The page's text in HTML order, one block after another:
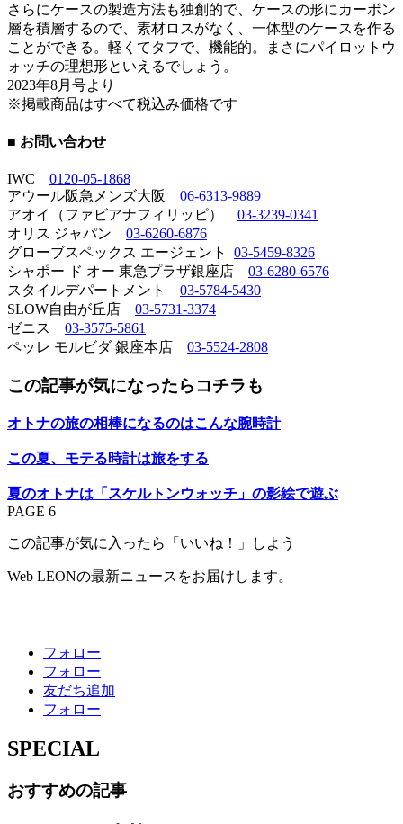
さらにケースの製造方法も独創的で、ケースの形にカーボン
層を積層するので、素材ロスがなく、一体型のケースを作る
ことができる。軽くてタフで、機能的。まさにパイロットウ
ォッチの理想形といえるでしょう。
2023年8月号より
※掲載商品はすべて税込み価格です
■ お問い合わせ
IWC 0120-05-1868
アウール阪急メンズ大阪 06-6313-9889
アオイ（ファビアナフィリッピ） 03-3239-0341
オリス ジャパン 03-6260-6876
グローブスペックス エージェント 03-5459-8326
シャポー ド オー 東急プラザ銀座店 03-6280-6576
スタイルデパートメント 03-5784-5430
SLOW自由が丘店 03-5731-3374
ゼニス 03-3575-5861
ペッレ モルビダ 銀座本店 03-5524-2808
この記事が気になったらコチラも
オトナの旅の相棒になるのはこんな腕時計
この夏、モテる時計は旅をする
夏のオトナは「スケルトンウォッチ」の影絵で遊ぶ
PAGE 6
この記事が気に入ったら「いいね！」しよう
Web LEONの最新ニュースをお届けします。
フォロー
フォロー
友だち追加
フォロー
SPECIAL
おすすめの記事